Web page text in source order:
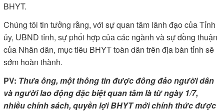
BHYT.
Chúng tôi tin tưởng rằng, với sự quan tâm lãnh đạo của Tỉnh
ủy, UBND tỉnh, sự phối hợp của các ngành và sự đồng thuận
của Nhân dân, mục tiêu BHYT toàn dân trên địa bàn tỉnh sẽ
sớm hoàn thành.
PV: Thưa ông, một thông tin được đông đảo người dân
và người lao động đặc biệt quan tâm là từ ngày 1/7,
nhiều chính sách, quyền lợi BHYT mới chính thức được